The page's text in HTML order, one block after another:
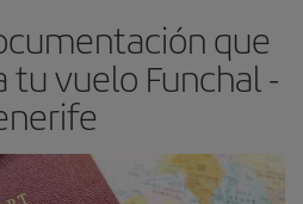
Además, si buscas los vuelos con
un poco abiertos, podráselegir
que
tu vuelo Funchal -